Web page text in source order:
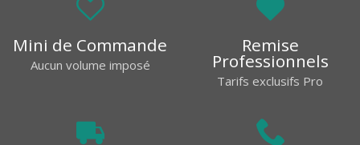
Mini de Commande
Aucun volume imposé
Remise
Professionnels
Tarifs exclusifs Pro